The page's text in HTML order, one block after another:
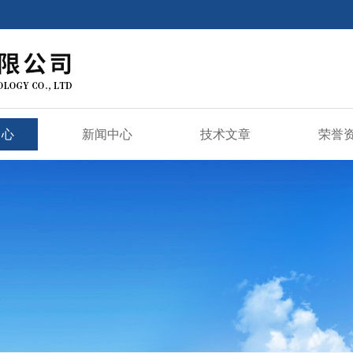
新闻中心 技术文章 荣誉